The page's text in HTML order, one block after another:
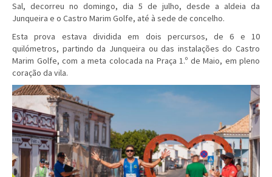
Sal, decorreu no domingo, dia 5 de julho, desde a aldeia da
Junqueira e o Castro Marim Golfe, até à sede de concelho.
Esta prova estava dividida em dois percursos, de 6 e 10
quilómetros, partindo da Junqueira ou das instalações do Castro
Marim Golfe, com a meta colocada na Praça 1.º de Maio, em pleno
coração da vila.